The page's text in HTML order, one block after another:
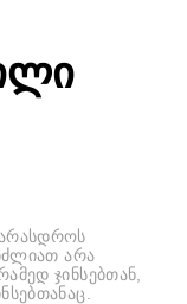
არა
ჯინსებთან,